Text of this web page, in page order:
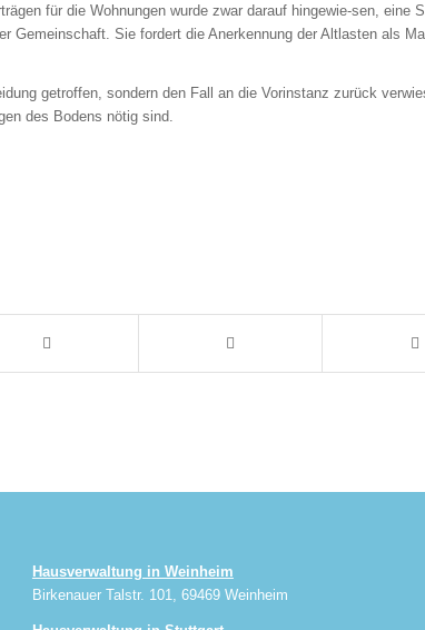
für die Wohnungen wurde zwar darauf hingewie-sen, eine
Gemeinschaft. Sie fordert die Anerkennung der Altlasten als
getroffen, sondern den Fall an die Vorinstanz zurück
des Bodens nötig sind.
Hausverwaltung in Weinheim
Birkenauer Talstr. 101, 69469 Weinheim